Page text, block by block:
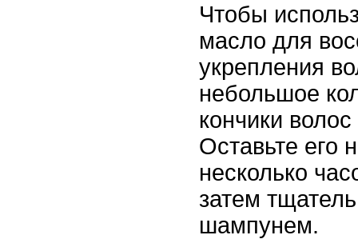
Чтобы
масло для
укрепления
небольшое
кончики
Оставьте его
несколько
затем
шампунем.